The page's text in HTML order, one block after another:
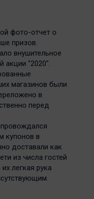
фото-отчет о
призов.
внушительное
акции "2020".
магазинов были
в
перед
купонов в
доставали как
из числа гостей
легкая рука